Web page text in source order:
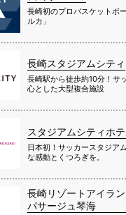
長崎初のプロバスケットボ
ルカ」
長崎スタジアムシティ
長崎駅から徒歩約10分！サ
心とした大型複合施設
スタジアムシティホ
日本初！サッカースタジア
な感動とくつろぎを。
長崎リゾートアイラン
パサージュ琴海